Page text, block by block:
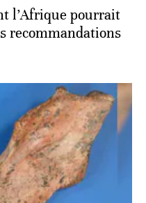
l’Afrique pourrait
recommandations